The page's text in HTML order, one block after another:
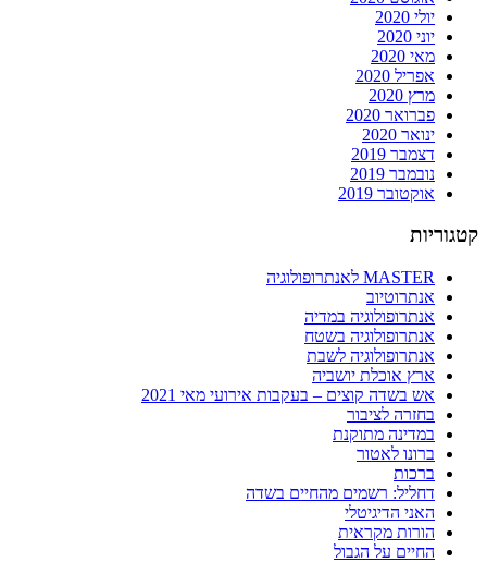
יולי 2020
יוני 2020
מאי 2020
אפריל 2020
מרץ 2020
פברואר 2020
ינואר 2020
דצמבר 2019
נובמבר 2019
אוקטובר 2019
קטגוריות
MASTER לאנתרופולוגיה
אנתרוטיוב
אנתרופולוגיה במדיה
אנתרופולוגיה בשטח
אנתרופולוגיה לשבת
ארץ אוכלת יושביה
אש בשדה קוצים – בעקבות אירועי מאי 2021
בחזרה לציבור
במדינה מתוקנת
ברונו לאטור
ברכות
דחליל: רשמים מהחיים בשדה
האני הדיגיטלי
הורות מקראית
החיים על הגבול